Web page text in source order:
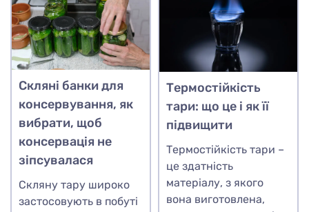
Скляні банки для
консервування, як
вибрати, щоб
консервація не
зіпсувалася
Скляну тару широко
застосовують в побуті
Термостійкість
тари: що це і як її
підвищити
Термостійкість тари –
це здатність
матеріалу, з якого
вона виготовлена,